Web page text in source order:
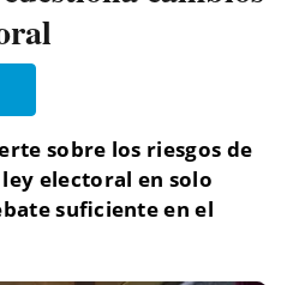
sobre los riesgos de
electoral en solo
suficiente en el